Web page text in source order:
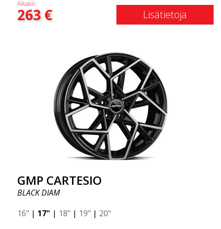
Alkaen:
263€ Lisätietoja
GMP CARTESIO
BLACK DIAM
16" | 17" | 18" | 19" | 20"